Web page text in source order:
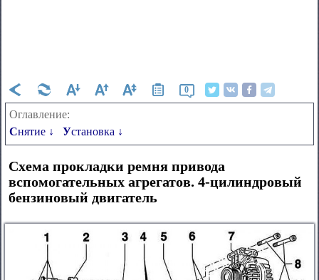
0
Оглавление:
Снятие ↓
Установка ↓
Схема прокладки ремня привода
вспомогательных агрегатов. 4-цилиндровый
бензиновый двигатель